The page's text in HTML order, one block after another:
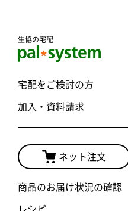
生協の宅配
宅配をご検討の方
加入・資料請求
ネット注文
商品のお届け状況の確認